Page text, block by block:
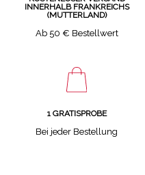
INNERHALB FRANKREICHS
(MUTTERLAND)
Ab 50 € Bestellwert
1 GRATISPROBE
Bei jeder Bestellung